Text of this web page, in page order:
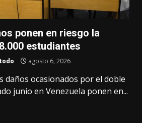
ponen en riesgo la
estudiantes
agosto 6, 2026
daños ocasionados por el doble
junio en Venezuela ponen en...